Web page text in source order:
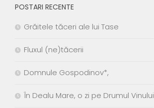
POSTARI RECENTE
Grăitele tăceri ale lui Tase
Fluxul (ne)tăcerii
Domnule Gospodinov*,
În Dealu Mare, o zi pe Drumul Vinului